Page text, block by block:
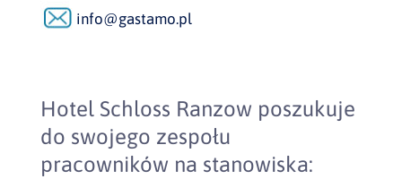
info@gastamo.pl
Hotel Schloss Ranzow poszukuje
do swojego zespołu
pracowników na stanowiska: